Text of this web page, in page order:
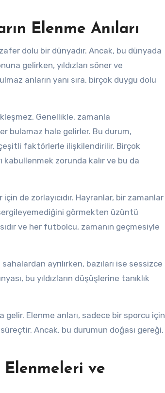
Elenme Anıları
dolu bir dünyadır. Ancak, bu dünyada
gelirken, yıldızları söner ve
anların yanı sıra, birçok duygu dolu
Genellikle, zamanla
bulamaz hale gelirler. Bu durum,
faktörlerle ilişkilendirilir. Birçok
zorunda kalır ve bu da
de zorlayıcıdır. Hayranlar, bir zamanlar
görmekten üzüntü
ve her futbolcu, zamanın geçmesiyle
ayrılırken, bazıları ise sessizce
bu yıldızların düşüşlerine tanıklık
Elenme anları, sadece bir sporcu için
Ancak, bu durumun doğası gereği,
Elenmeleri ve